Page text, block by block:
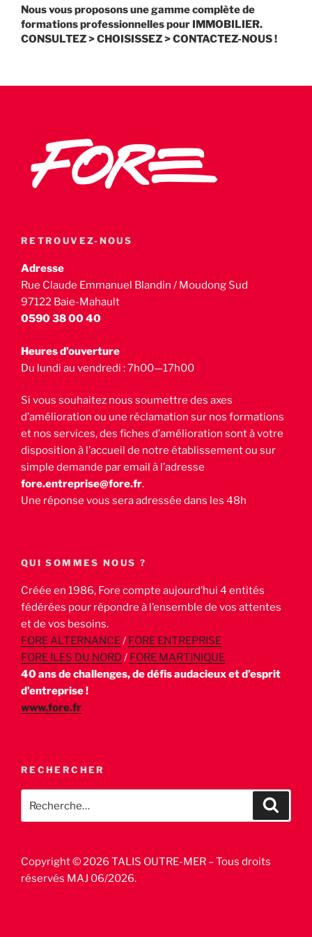
Nous vous proposons une gamme complète de
formations professionnelles pour IMMOBILIER.
CONSULTEZ > CHOISISSEZ > CONTACTEZ-NOUS !
RETROUVEZ-NOUS
Adresse
Rue Claude Emmanuel Blandin / Moudong Sud
97122 Baie-Mahault
0590 38 00 40
Heures d’ouverture
Du lundi au vendredi : 7h00—17h00
Si vous souhaitez nous soumettre des axes
d’amélioration ou une réclamation sur nos formations
et nos services, des fiches d’amélioration sont à votre
disposition à l’accueil de notre établissement ou sur
simple demande par email à l’adresse
fore.entreprise@fore.fr.
Une réponse vous sera adressée dans les 48h
QUI SOMMES NOUS ?
Créée en 1986, Fore compte aujourd’hui 4 entités
fédérées pour répondre à l’ensemble de vos attentes
et de vos besoins.
FORE ALTERNANCE/ FORE ENTREPRISE
FORE ILES DU NORD / FORE MARTINIQUE
40 ans de challenges, de défis audacieux et d’esprit
d’entreprise !
www.fore.fr
RECHERCHER
pour
Copyright © 2026 TALIS OUTRE-MER – Tous droits
réservés MAJ 06/2026.